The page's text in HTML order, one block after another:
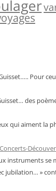
Pour
des
qui aiment la
instruments se
jubilation… »